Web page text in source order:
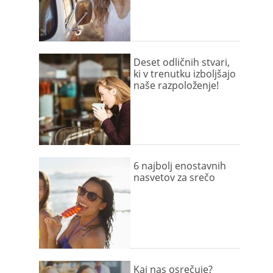
Deset odličnih stvari,
ki v trenutku izboljšajo
naše razpoloženje!
6 najbolj enostavnih
nasvetov za srečo
Kaj nas osrečuje?